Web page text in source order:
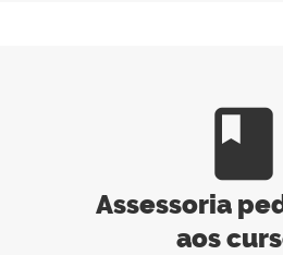
book
Assessoria
aos